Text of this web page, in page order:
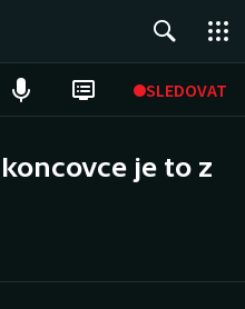
SLEDOVAT
je to z